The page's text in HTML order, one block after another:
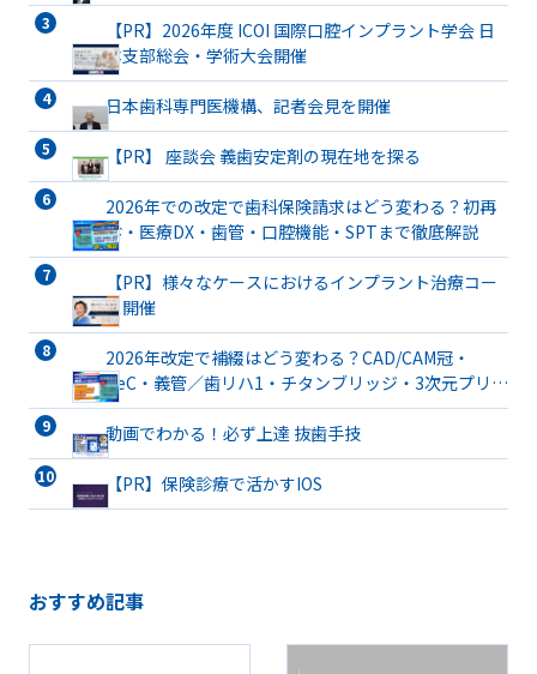
【PR】2026年度 ICOI 国際口腔インプラント学会 日
本支部総会・学術大会開催
日本歯科専門医機構、記者会見を開催
【PR】 座談会 義歯安定剤の現在地を探る
2026年での改定で歯科保険請求はどう変わる？初再
診・医療DX・歯管・口腔機能・SPTまで徹底解説
【PR】様々なケースにおけるインプラント治療コー
ス開催
2026年改定で補綴はどう変わる？CAD/CAM冠・
TeC・義管／歯リハ1・チタンブリッジ・3次元プリン
ト有床義歯まで詳解
動画でわかる！必ず上達 抜歯手技
【PR】保険診療で活かすIOS
おすすめ記事